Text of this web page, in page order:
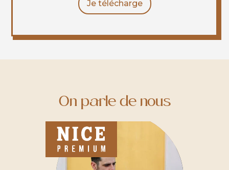
Je télécharge
On parle de nous